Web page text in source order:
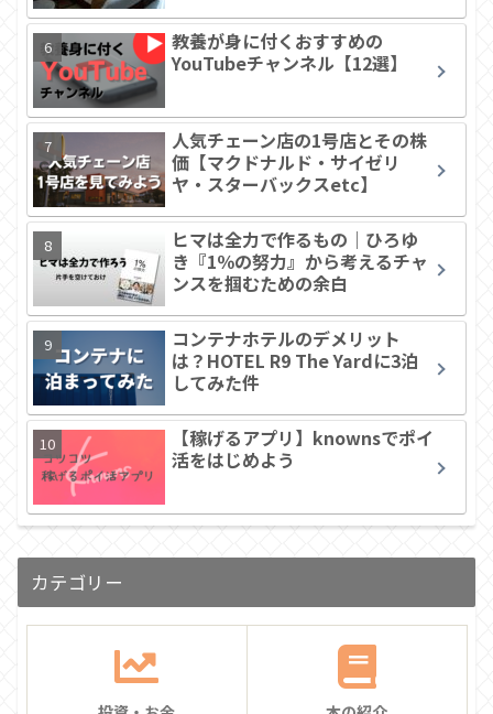
教養が身に付くおすすめの
YouTubeチャンネル【12選】
人気チェーン店の1号店とその株
価【マクドナルド・サイゼリ
ヤ・スターバックスetc】
ヒマは全力で作るもの｜ひろゆ
き『1％の努力』から考えるチャ
ンスを掴むための余白
コンテナホテルのデメリット
は？HOTEL R9 The Yardに3泊
してみた件
【稼げるアプリ】knownsでポイ
活をはじめよう
カテゴリー